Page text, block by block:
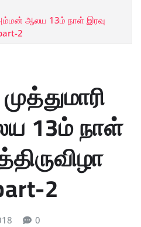
ஆலய 13ம் நாள் இரவு
2
13ம் நாள்
2
0